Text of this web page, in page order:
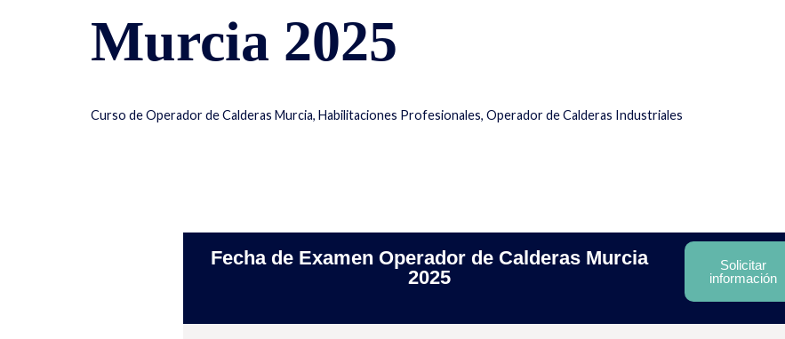
Murcia 2025
Curso de Operador de Calderas Murcia, Habilitaciones Profesionales, Operador de Calderas Industriales
Fecha de Examen Operador de Calderas Murcia
2025
Solicitar
información